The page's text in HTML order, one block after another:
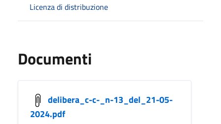
Licenza di distribuzione
Documenti
delibera_c-c-_n-13_del_21-05-
2024.pdf